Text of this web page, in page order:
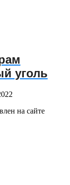
уголь
на сайте